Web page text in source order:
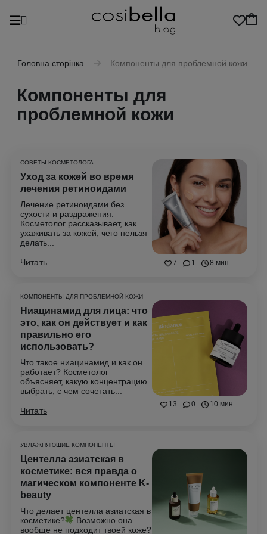
Головна сторінка Компоненты для проблемной кожи
Компоненты для
проблемной кожи
7 1 8 мин
СОВЕТЫ КОСМЕТОЛОГА
Уход за кожей во время
лечения ретиноидами
Лечение ретиноидами без
сухости и раздражения.
Косметолог рассказывает, как
ухаживать за кожей, чего нельзя
делать...
Читать
13 0 10 мин
КОМПОНЕНТЫ ДЛЯ ПРОБЛЕМНОЙ КОЖИ
Ниацинамид для лица: что
это, как он действует и как
правильно его
использовать?
Что такое ниацинамид и как он
работает? Косметолог
объясняет, какую концентрацию
выбрать, с чем сочетать...
Читать
УВЛАЖНЯЮЩИЕ КОМПОНЕНТЫ
Центелла азиатская в
косметике: вся правда о
магическом компоненте K-
beauty
Что делает центелла азиатская в
косметике?
Возможно она
вообще не подходит твоей коже?